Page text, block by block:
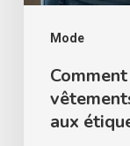
Mode
se
uniquement
étiquettes
aux